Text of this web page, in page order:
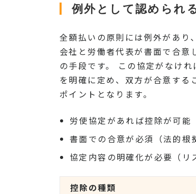
例外として認められ
全額払いの原則には例外があり
会社と労働者代表が書面で合意
の手段です。 この協定がなけ
を明確に定め、双方が合意する
ポイントとなります。
労使協定があれば控除が可能
書面での合意が必須（法的根
協定内容の明確化が必要（リ
控除の種類